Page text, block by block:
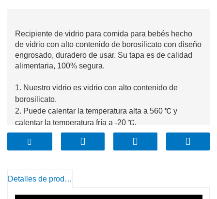
Recipiente de vidrio para comida para bebés hecho
de vidrio con alto contenido de borosilicato con diseño
engrosado, duradero de usar. Su tapa es de calidad
alimentaria, 100% segura.
1. Nuestro vidrio es vidrio con alto contenido de
borosilicato.
2. Puede calentar la temperatura alta a 560 ℃ y
calentar la temperatura fría a -20 ℃.
3. Buen choque térmico a 120 ℃.
4. Seguro para horno, microondas, lavavajillas y
de alimentos; Detalles de producto